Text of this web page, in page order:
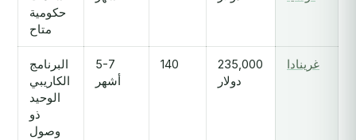
حكومية
متاح
غرينادا
235,000
دولار
140
5-7
أشهر
البرنامج
الكاريبي
الوحيد
ذو
وصول